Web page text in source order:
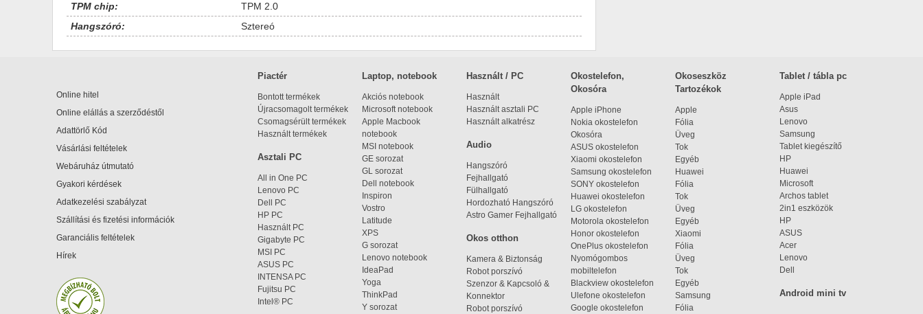
TPM chip:
TPM 2.0
Hangszóró:
Sztereó
Online hitel
Online elállás a szerződéstől
Adattörlő Kód
Vásárlási feltételek
Webáruház útmutató
Gyakori kérdések
Adatkezelési szabályzat
Szállítási és fizetési információk
Garanciális feltételek
Hírek
Piactér
Bontott termékek
Újracsomagolt termékek
Csomagsérült termékek
Használt termékek
Laptop, notebook
Akciós notebook
Microsoft notebook
Apple Macbook
notebook
MSI notebook
GE sorozat
GL sorozat
Dell notebook
Inspiron
Vostro
Latitude
XPS
G sorozat
Lenovo notebook
IdeaPad
Yoga
ThinkPad
Y sorozat
Használt / PC
Használt
Használt asztali PC
Használt alkatrész
Okostelefon,
Okosóra
Apple iPhone
Nokia okostelefon
Okosóra
ASUS okostelefon
Xiaomi okostelefon
Samsung okostelefon
SONY okostelefon
Huawei okostelefon
LG okostelefon
Motorola okostelefon
Honor okostelefon
OnePlus okostelefon
Nyomógombos
mobiltelefon
Blackview okostelefon
Ulefone okostelefon
Google okostelefon
Okoseszköz
Tartozékok
Apple
Fólia
Üveg
Tok
Egyéb
Huawei
Fólia
Tok
Üveg
Egyéb
Xiaomi
Fólia
Üveg
Tok
Egyéb
Samsung
Fólia
Tablet / tábla pc
Apple iPad
Asus
Lenovo
Samsung
Tablet kiegészítő
HP
Huawei
Microsoft
Archos tablet
2in1 eszközök
HP
ASUS
Acer
Lenovo
Dell
Audio
Hangszóró
Fejhallgató
Fülhallgató
Hordozható Hangszóró
Astro Gamer Fejhallgató
Asztali PC
All in One PC
Lenovo PC
Dell PC
HP PC
Használt PC
Gigabyte PC
MSI PC
ASUS PC
INTENSA PC
Fujitsu PC
Intel® PC
Okos otthon
Kamera & Biztonság
Robot porszívó
Szenzor & Kapcsoló &
Konnektor
Robot porszívó
Android mini tv